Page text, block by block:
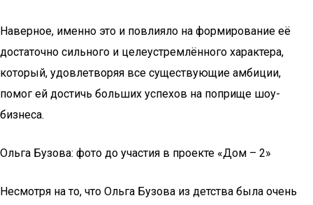
Наверное, именно это и повлияло на формирование её
достаточно сильного и целеустремлённого характера,
который, удовлетворяя все существующие амбиции,
помог ей достичь больших успехов на поприще шоу-
бизнеса.
Ольга Бузова: фото до участия в проекте «Дом – 2»
Несмотря на то, что Ольга Бузова из детства была очень